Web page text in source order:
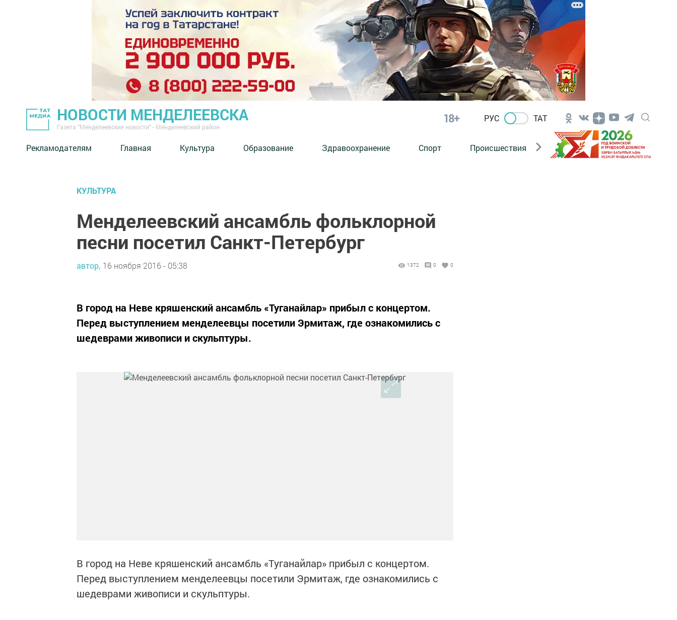
НОВОСТИ МЕНДЕЛЕЕВСКА
Газета "Менделеевские новости" - Менделеевский район
18+ РУС ТАТ
Рекламодателям Главная Культура Образование Здравоохранение Спорт Происшествия Новости Госавтоинспекции
КУЛЬТУРА
Менделеевский ансамбль фольклорной
песни посетил Санкт-Петербург
автор, 16 ноября 2016 - 05:38 1372 0 0
В город на Неве кряшенский ансамбль «Туганайлар» прибыл с концертом.
Перед выступлением менделеевцы посетили Эрмитаж, где ознакомились с
шедеврами живописи и скульптуры.
В город на Неве кряшенский ансамбль «Туганайлар» прибыл с концертом.
Перед выступлением менделеевцы посетили Эрмитаж, где ознакомились с
шедеврами живописи и скульптуры.